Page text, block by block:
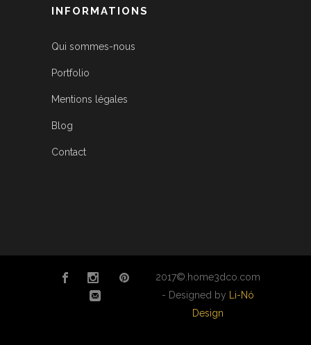
INFORMATIONS
Qui sommes-nous
Portfolio
Mentions légales
Blog
Contact
2017©.home3dco.com
- Designed by
Li-Nó
Design